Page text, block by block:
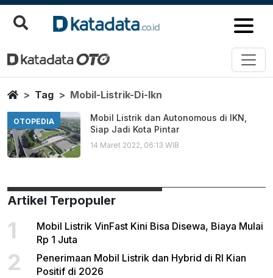
Mobil Listrik Di Ikn
Berita Terbaru
HomeTag Mobil-Listrik-Di-Ikn
OTOPEDIA
Mobil Listrik dan Autonomous di IKN,
Siap Jadi Kota Pintar
14 Maret 2022, 06:13 WIB
Artikel Terpopuler
1
Mobil Listrik VinFast Kini Bisa Disewa, Biaya Mulai
Rp 1 Juta
2
Penerimaan Mobil Listrik dan Hybrid di RI Kian
Positif di 2026